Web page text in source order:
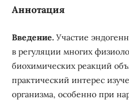
Аннотация
Введение.Участие
в регуляции многих
биохимических реакций
практический интерес
организма, особенно при